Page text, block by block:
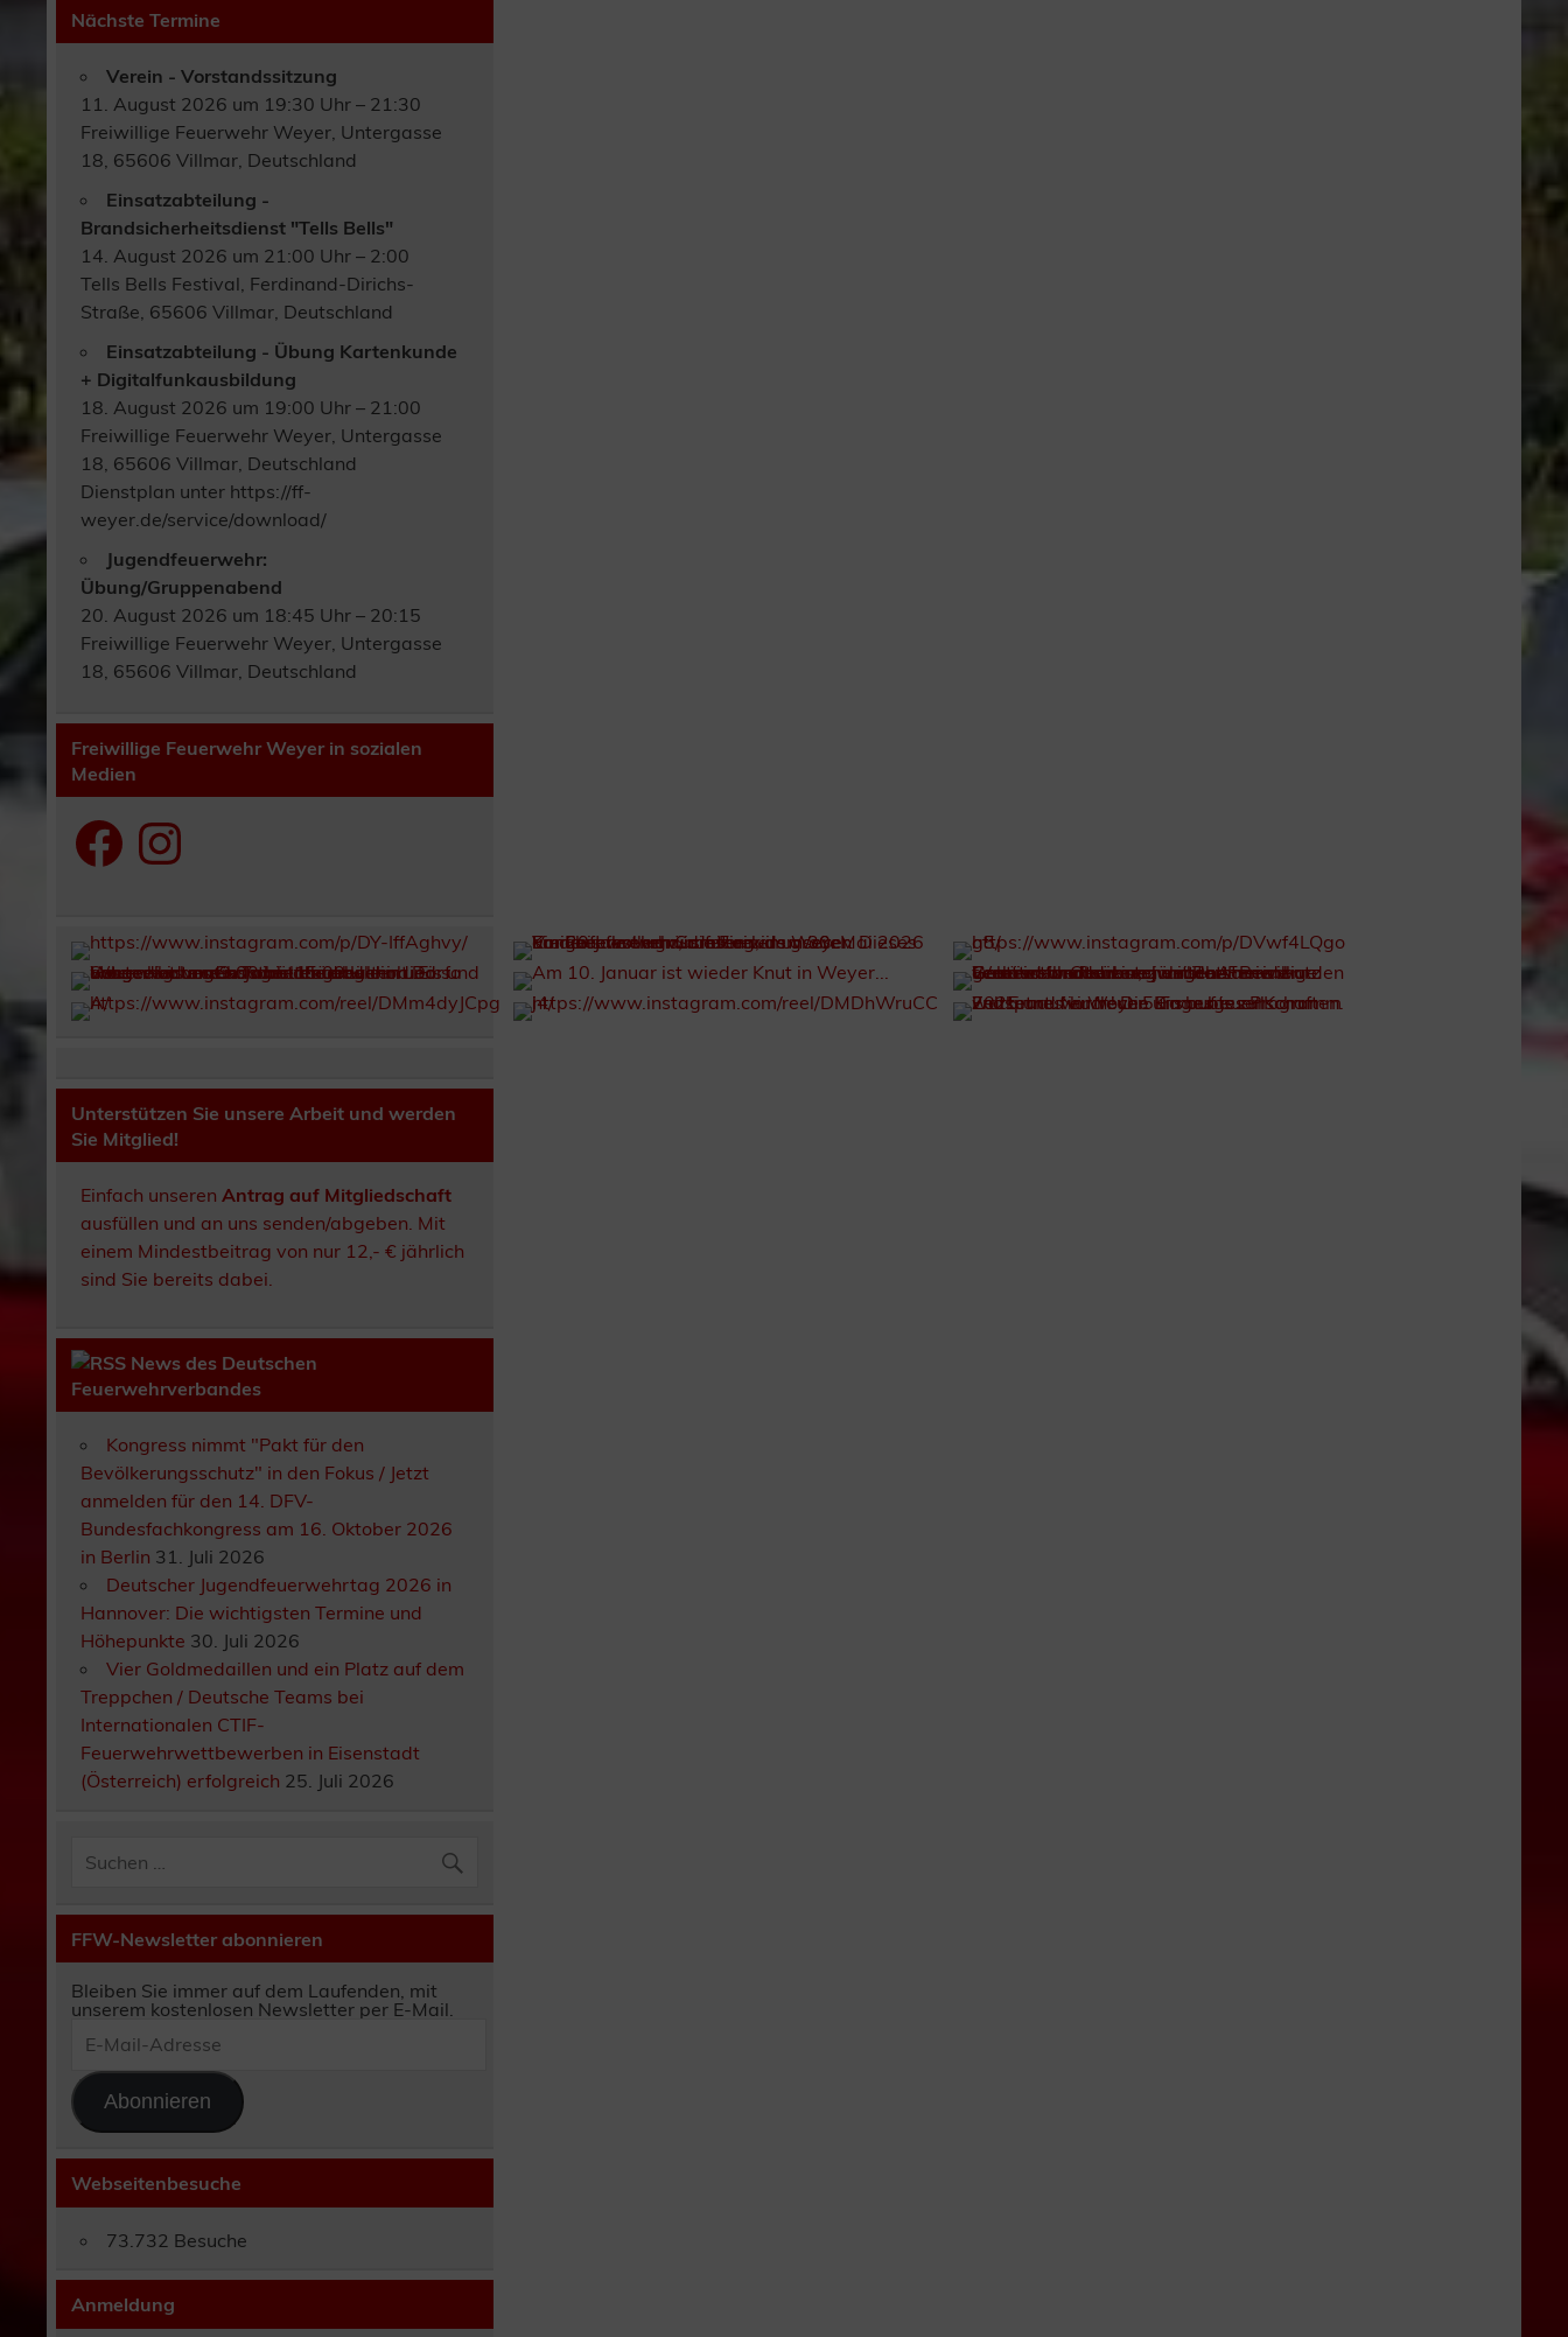
Nächste Termine
Verein - Vorstandssitzung
11. August 2026 um 19:30 Uhr – 21:30
Freiwillige Feuerwehr Weyer, Untergasse
18, 65606 Villmar, Deutschland
Einsatzabteilung -
Brandsicherheitsdienst "Tells Bells"
14. August 2026 um 21:00 Uhr – 2:00
Tells Bells Festival, Ferdinand-Dirichs-
Straße, 65606 Villmar, Deutschland
Einsatzabteilung - Übung Kartenkunde
+ Digitalfunkausbildung
18. August 2026 um 19:00 Uhr – 21:00
Freiwillige Feuerwehr Weyer, Untergasse
18, 65606 Villmar, Deutschland
Dienstplan unter https://ff-
weyer.de/service/download/
Jugendfeuerwehr:
Übung/Gruppenabend
20. August 2026 um 18:45 Uhr – 20:15
Freiwillige Feuerwehr Weyer, Untergasse
18, 65606 Villmar, Deutschland
Freiwillige Feuerwehr Weyer in sozialen
Medien
FacebookInstagram
Unterstützen Sie unsere Arbeit und werden
Sie Mitglied!
Einfach unserenAntrag auf Mitgliedschaft
ausfüllen und an uns senden/abgeben. Mit
einem Mindestbeitrag von nur 12,- € jährlich
sind Sie bereits dabei.
News des Deutschen
Feuerwehrverbandes
Kongress nimmt "Pakt für den
Bevölkerungsschutz" in den Fokus / Jetzt
anmelden für den 14. DFV-
Bundesfachkongress am 16. Oktober 2026
in Berlin 31. Juli 2026
Deutscher Jugendfeuerwehrtag 2026 in
Hannover: Die wichtigsten Termine und
Höhepunkte 30. Juli 2026
Vier Goldmedaillen und ein Platz auf dem
Treppchen / Deutsche Teams bei
Internationalen CTIF-
Feuerwehrwettbewerben in Eisenstadt
(Österreich) erfolgreich 25. Juli 2026
FFW-Newsletter abonnieren
Bleiben Sie immer auf dem Laufenden, mit
unserem kostenlosen Newsletter per E-Mail.
Mail-
Abonnieren
Webseitenbesuche
73.732 Besuche
Anmeldung